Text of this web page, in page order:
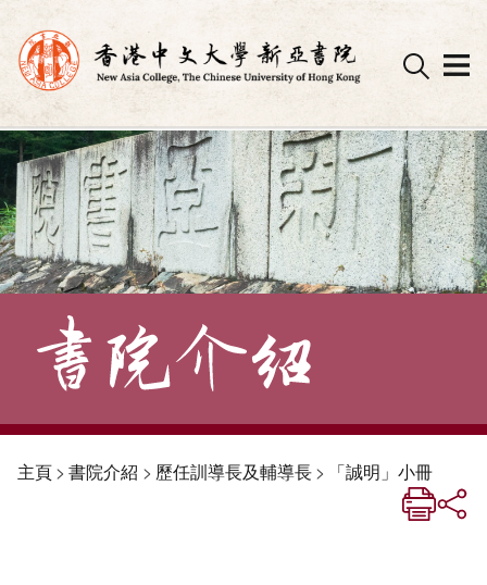
Skip
to
content
主頁> 書院介紹 > 歷任訓導長及輔導長> 「誠明」小冊